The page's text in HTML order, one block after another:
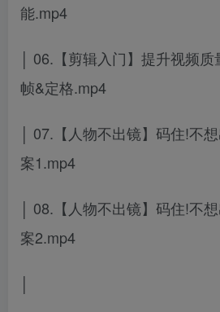
能.mp4
│ 06.【剪辑入门】提升视频
帧&定格.mp4
│ 07.【人物不出镜】码住!不
案1.mp4
│ 08.【人物不出镜】码住!不
案2.mp4
│